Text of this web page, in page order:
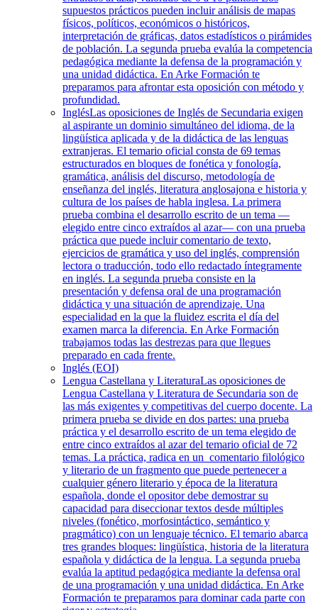
supuestos prácticos pueden incluir análisis de mapas
físicos, políticos, económicos o históricos,
interpretación de gráficas, datos estadísticos o pirámides
de población. La segunda prueba evalúa la competencia
pedagógica mediante la defensa de la programación y
una unidad didáctica. En Arke Formación te
preparamos para afrontar esta oposición con método y
profundidad.
InglésLas oposiciones de Inglés de Secundaria exigen
al aspirante un dominio simultáneo del idioma, de la
lingüística aplicada y de la didáctica de las lenguas
extranjeras. El temario oficial consta de 69 temas
estructurados en bloques de fonética y fonología,
gramática, análisis del discurso, metodología de
enseñanza del inglés, literatura anglosajona e historia y
cultura de los países de habla inglesa. La primera
prueba combina el desarrollo escrito de un tema —
elegido entre cinco extraídos al azar— con una prueba
práctica que puede incluir comentario de texto,
ejercicios de gramática y uso del inglés, comprensión
lectora o traducción, todo ello redactado íntegramente
en inglés. La segunda prueba consiste en la
presentación y defensa oral de una programación
didáctica y una situación de aprendizaje. Una
especialidad en la que la fluidez escrita el día del
examen marca la diferencia. En Arke Formación
trabajamos todas las destrezas para que llegues
preparado en cada frente.
Inglés (EOI)
Lengua Castellana y LiteraturaLas oposiciones de
Lengua Castellana y Literatura de Secundaria son de
las más exigentes y competitivas del cuerpo docente. La
primera prueba se divide en dos partes: una prueba
práctica y el desarrollo escrito de un tema elegido de
entre cinco extraídos al azar del temario oficial de 72
temas. La práctica, radica en un comentario filológico
y literario de un fragmento que puede pertenecer a
cualquier género literario y época de la literatura
española, donde el opositor debe demostrar su
capacidad para diseccionar textos desde múltiples
niveles (fonético, morfosintáctico, semántico y
pragmático) con un lenguaje técnico. El temario abarca
tres grandes bloques: lingüística, historia de la literatura
española y didáctica de la lengua. La segunda prueba
evalúa la aptitud pedagógica mediante la defensa oral
de una programación y una unidad didáctica. En Arke
Formación te preparamos para dominar cada parte con